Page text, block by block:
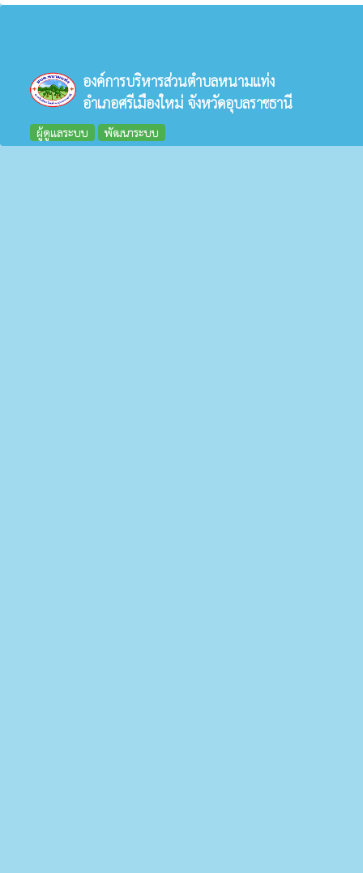
องค์การบริหารส่วนตำบลหนามแท่ง
อำเภอศรีเมืองใหม่ จังหวัดอุบลราชธานี
ผู้ดูแลระบบ พัฒนาระบบ